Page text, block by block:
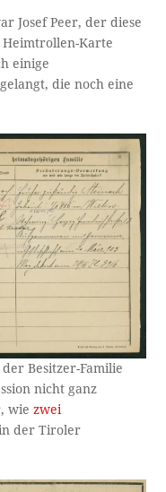
Josef Peer, der diese
Karte
einige
die noch eine
Besitzer-Familie
nicht ganz
wiezwei
der Tiroler